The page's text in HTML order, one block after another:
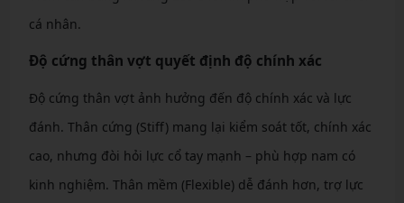
cá nhân.
Độ cứng thân vợt quyết định độ chính xác
Độ cứng thân vợt ảnh hưởng đến độ chính xác và lực
đánh. Thân cứng (Stiff) mang lại kiểm soát tốt, chính xác
cao, nhưng đòi hỏi lực cổ tay mạnh – phù hợp nam có
kinh nghiệm. Thân mềm (Flexible) dễ đánh hơn, trợ lực